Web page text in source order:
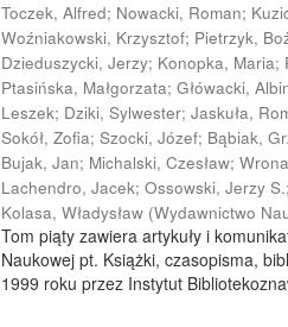
Toczek, Alfred; Nowacki, Roman;
Woźniakowski, Krzysztof; Pietrzyk,
Dzieduszycki, Jerzy; Konopka, Maria;
Ptasińska, Małgorzata;Główacki,
Leszek; Dziki, Sylwester;Jaskuła,
Sokół, Zofia;Szocki, Józef; Bąbiak,
Bujak, Jan; Michalski, Czesław;
Lachendro, Jacek;Ossowski, Jerzy S.
Kolasa, Władysław (Wydawnictwo
Tom piąty zawiera artykuły i
Naukowej pt. Książki, czasopisma,
1999 roku przez Instytut